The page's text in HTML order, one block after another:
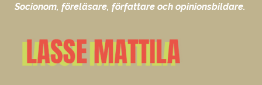
Socionom, föreläsare, författare och opinionsbildare.